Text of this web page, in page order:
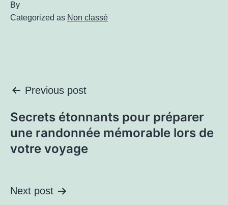
By
Categorized as Non classé
Previous post
Secrets étonnants pour préparer
une randonnée mémorable lors de
votre voyage
Next post